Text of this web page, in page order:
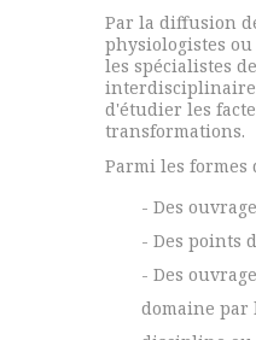
Par la diffusion
physiologistes
les spécialistes
interdisciplinaire
d'étudier les
transformations.
Parmi les
- Des
- Des points
- Des
domaine par